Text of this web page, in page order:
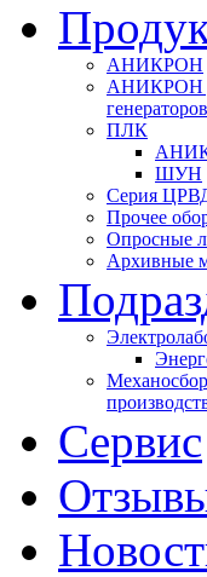
АНИКРОН
АНИКРОН
генераторов
ПЛК
ШУН
Серия
Прочее
Опросные
Архивные
Сервис